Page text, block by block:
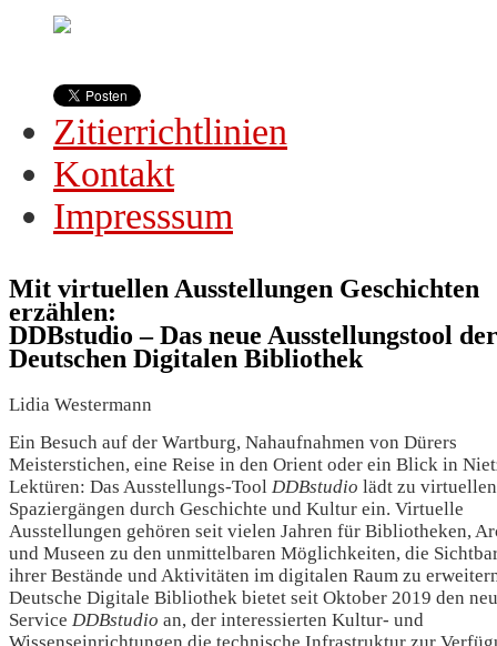
Zitierrichtlinien
Kontakt
Impresssum
Mit virtuellen Ausstellungen Geschichten
erzählen:
DDBstudio – Das neue Ausstellungstool der
Deutschen Digitalen Bibliothek
Lidia Westermann
Ein Besuch auf der Wartburg, Nahaufnahmen von Dürers
Meisterstichen, eine Reise in den Orient oder ein Blick in
Lektüren: Das Ausstellungs-Tool DDBstudio lädt zu virtuellen
Spaziergängen durch Geschichte und Kultur ein. Virtuelle
Ausstellungen gehören seit vielen Jahren für Bibliotheken,
und Museen zu den unmittelbaren Möglichkeiten, die
ihrer Bestände und Aktivitäten im digitalen Raum zu
Deutsche Digitale Bibliothek bietet seit Oktober 2019 den
Service DDBstudio an, der interessierten Kultur- und
Wissenseinrichtungen die technische Infrastruktur zur